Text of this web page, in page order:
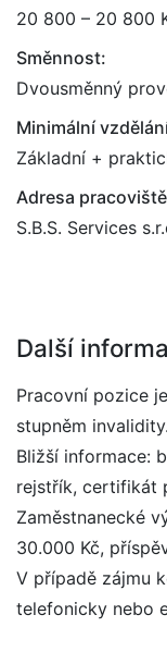
20 800 – 20 800
Směnnost:
Dvousměnný
Minimální
Základní +
Adresa
S.B.S. Services
Další
Pracovní pozice
stupněm invalidity.
Bližší informace:
rejstřík, certifikát
Zaměstnanecké
30.000 Kč,
V případě zájmu
telefonicky nebo